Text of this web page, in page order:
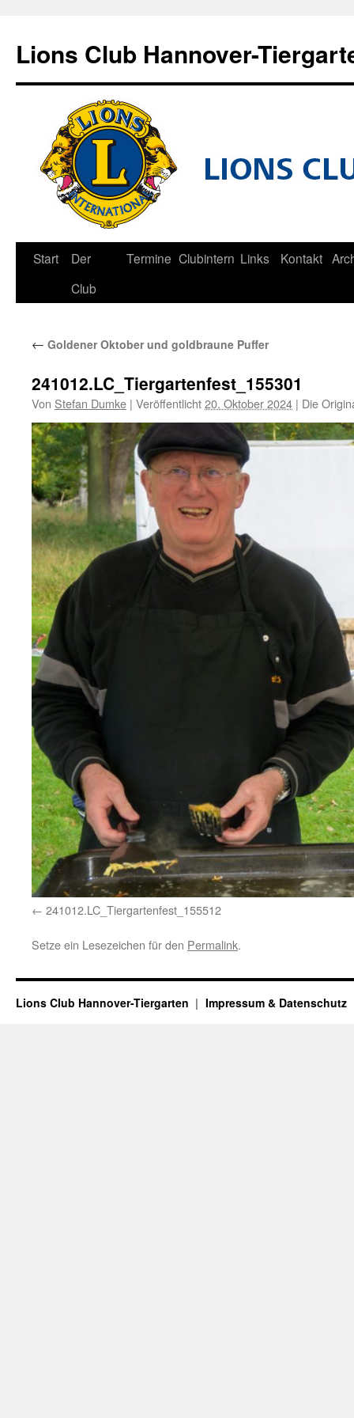
springen
Lions Club Hannover-
Start
Der
Club
Termine Clubintern Links Kontakt
← Goldener Oktober und goldbraune Puffer
241012.LC_Tiergartenfest_155301
Von Stefan Dumke | Veröffentlicht20. Oktober 2024 | Die
241012.LC_Tiergartenfest_155512
Setze ein Lesezeichen für den Permalink.
Lions Club Hannover-Tiergarten Impressum & Datenschutz